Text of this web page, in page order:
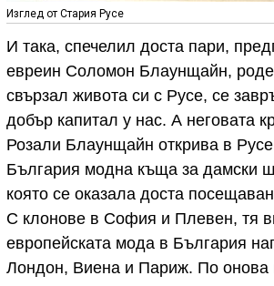
Изглед от Стария Русе
И така, спечелил доста пари,
евреин Соломон Блаунщайн,
свързал живота си с Русе, се
добър капитал у нас. А неговата
Розали Блаунщайн открива в
България модна къща за дамски
която се оказала доста
С клонове в София и Плевен, тя
европейската мода в България
Лондон, Виена и Париж. По онова